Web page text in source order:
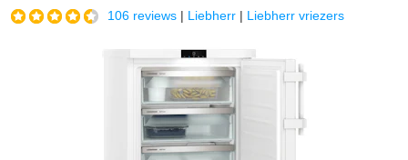
106 reviews | Liebherr | Liebherr vriezers